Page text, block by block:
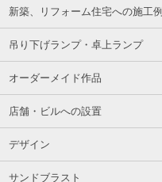
新築、リフォーム住宅への施工例
吊り下げランプ・卓上ランプ
オーダーメイド作品
店舗・ビルへの設置
デザイン
サンドブラスト